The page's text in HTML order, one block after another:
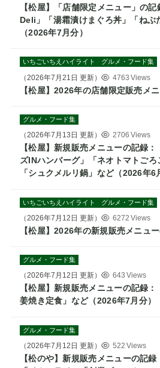
【松屋】「店舗限定メニュー」の
Deli」「湯霜漬けまぐろ丼」「ねぶ
（2026年7月分）
いちごいちえハイライト グルメ・フード集
（2026年7月21日 更新） 4763 Views
【松屋】2026年の店舗限定販売メ
グルメ・フード集
（2026年7月13日 更新） 2706 Views
【松屋】新規販売メニューの記録
ズINハンバーグ」「ネオトマトごろ
「シュクメルリ鍋」など（2026年6
いちごいちえハイライト グルメ・フード集
（2026年7月12日 更新） 6272 Views
【松屋】2026年の新規販売メニュ
グルメ・フード集
（2026年7月12日 更新） 643 Views
【松屋】新規販売メニューの記録
姜焼き定食」など（2026年7月分）
グルメ・フード集
（2026年7月12日 更新） 522 Views
【松のや】新規販売メニューの記録